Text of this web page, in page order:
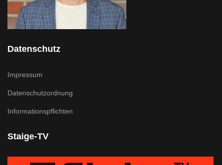
Datenschutz
Impressum
Datenschutzordnung
Informationspflichten
Staige-TV